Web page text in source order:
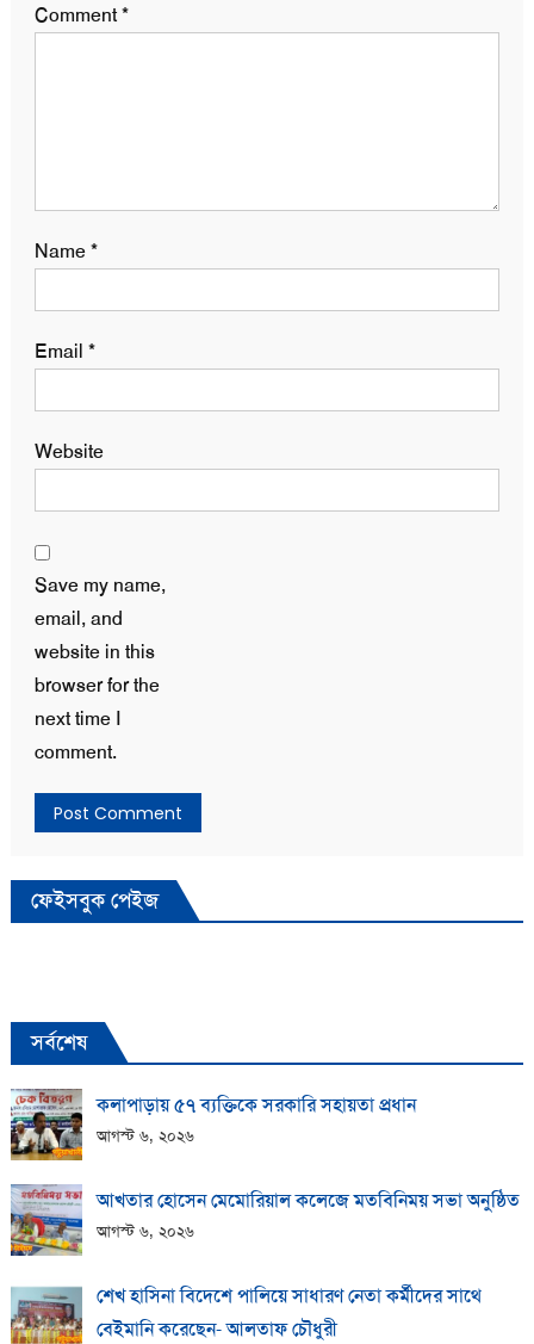
Comment*
Name*
Email *
Website
Save my name,
email, and
website in this
browser for the
next time I
comment.
ফেইসবুক পেইজ
সর্বশেষ
কলাপাড়ায় ​৫৭ ব্যক্তিকে সরকারি সহায়তা প্রধান
আগস্ট ৬, ২০২৬
আখতার হোসেন মেমোরিয়াল কলেজে মতবিনিময় সভা অনুষ্ঠিত
আগস্ট ৬, ২০২৬
শেখ হাসিনা বিদেশে পালিয়ে সাধারণ নেতা কর্মীদের সাথে
বেইমানি করেছেন- আলতাফ চৌধুরী